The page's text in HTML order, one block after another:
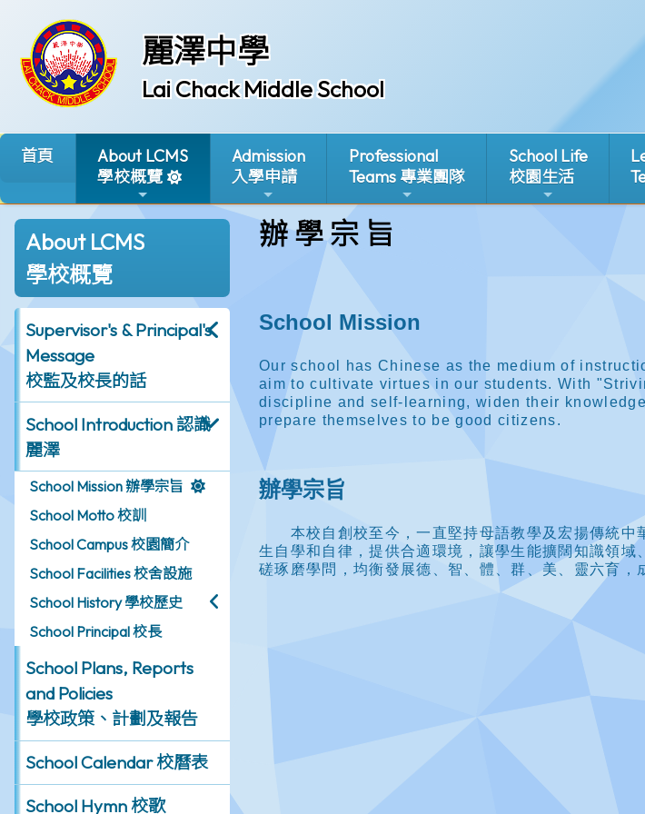
麗澤中學
Lai Chack Middle School
首頁
About LCMS
學校概覽
Admission
入學申請
Professional
Teams 專業團隊
School Life
校園生活
About LCMS
學校概覽
Supervisor's & Principal's
Message
校監及校長的話
School Introduction 認識
麗澤
School Mission 辦學宗旨
School Motto 校訓
School Campus 校園簡介
School Facilities 校舍設施
School History 學校歷史
School Principal 校長
School Plans, Reports
and Policies
學校政策、計劃及報告
School Calendar 校曆表
School Hymn 校歌
辦 學 宗 旨